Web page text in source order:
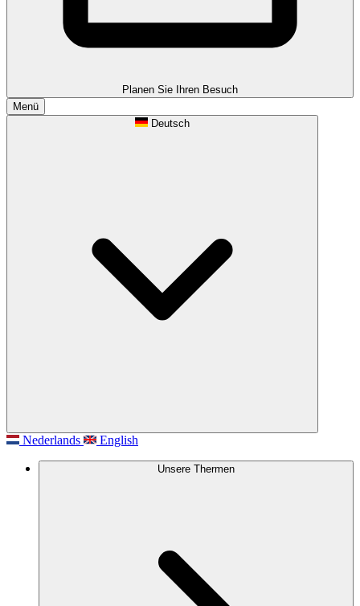
Planen Sie Ihren Besuch
Menü
Deutsch
Nederlands English
Unsere Thermen